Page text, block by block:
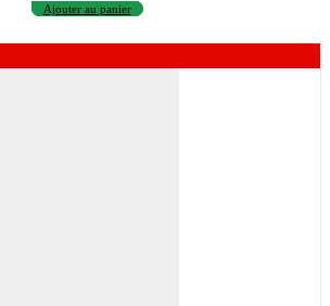
Ajouter au panier